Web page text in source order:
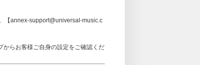
【annex-support@universal-music.c
からお客様ご自身の設定をご確認くだ